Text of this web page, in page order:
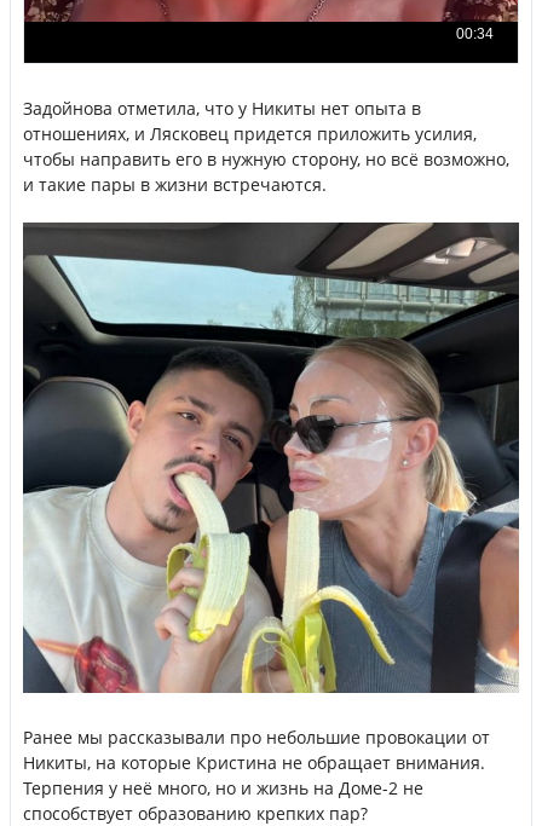
Задойнова отметила, что у Никиты нет опыта в
отношениях, и Лясковец придется приложить усилия,
чтобы направить его в нужную сторону, но всё возможно,
и такие пары в жизни встречаются.
Ранее мы рассказывали про небольшие провокации от
Никиты, на которые Кристина не обращает внимания.
Терпения у неё много, но и жизнь на Доме-2 не
способствует образованию крепких пар?